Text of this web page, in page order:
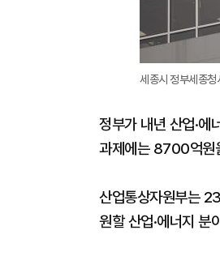
세종시 정부세종
정부가 내년 산업·
과제에는 8700억원
산업통상자원부는
원할 산업·에너지 분